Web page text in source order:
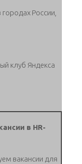
России,
клуб Яндекса
в HR-
вакансии для